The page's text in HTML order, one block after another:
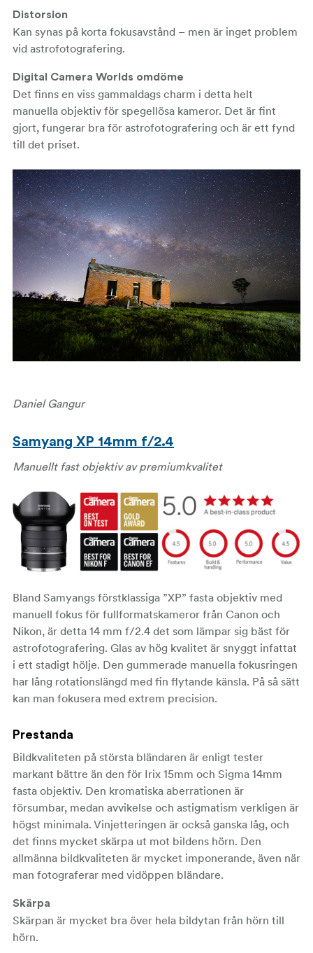
Distorsion
Kan synas på korta fokusavstånd – men är inget problem
vid astrofotografering.
Digital Camera Worlds omdöme
Det finns en viss gammaldags charm i detta helt
manuella objektiv för spegellösa kameror. Det är fint
gjort, fungerar bra för astrofotografering och är ett fynd
till det priset.
Daniel Gangur
Samyang XP 14mm f/2.4
Manuellt fast objektiv av premiumkvalitet
Bland Samyangs förstklassiga ”XP” fasta objektiv med
manuell fokus för fullformatskameror från Canon och
Nikon, är detta 14 mm f/2.4 det som lämpar sig bäst för
astrofotografering. Glas av hög kvalitet är snyggt infattat
i ett stadigt hölje. Den gummerade manuella fokusringen
har lång rotationslängd med fin flytande känsla. På så sätt
kan man fokusera med extrem precision.
Prestanda
Bildkvaliteten på största bländaren är enligt tester
markant bättre än den för Irix 15mm och Sigma 14mm
fasta objektiv. Den kromatiska aberrationen är
försumbar, medan avvikelse och astigmatism verkligen är
högst minimala. Vinjetteringen är också ganska låg, och
det finns mycket skärpa ut mot bildens hörn. Den
allmänna bildkvaliteten är mycket imponerande, även när
man fotograferar med vidöppen bländare.
Skärpa
Skärpan är mycket bra över hela bildytan från hörn till
hörn.